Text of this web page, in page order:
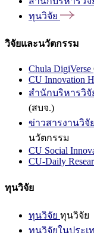
ทุนวิจัย
วิจัยและนวัตกรรม
Chula DigiVerse
CU Innovation
สำนักบริหารวิจั
(สบจ.)
ข่าวสารงานวิจั
นวัตกรรม
CU Social
CU-Daily
ทุนวิจัย
ทุนวิจัย ทุนวิจัย
ทุนวิจัยในประเ